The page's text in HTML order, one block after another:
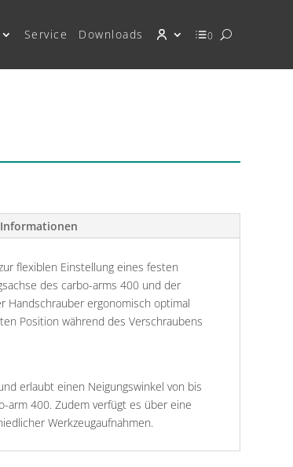
Service Downloads 0
flexiblen Einstellung eines festen
des carbo-arms 400 und der
Handschrauber ergonomisch optimal
Position während des Verschraubens
erlaubt einen Neigungswinkel von bis
arm 400. Zudem verfügt es über eine
Werkzeugaufnahmen.